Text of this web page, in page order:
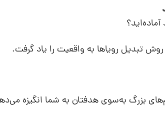
تبدیل رویاها به واقعیت را یاد گرفت.
بزرگ به‌سوی هدفتان به شما انگیزه